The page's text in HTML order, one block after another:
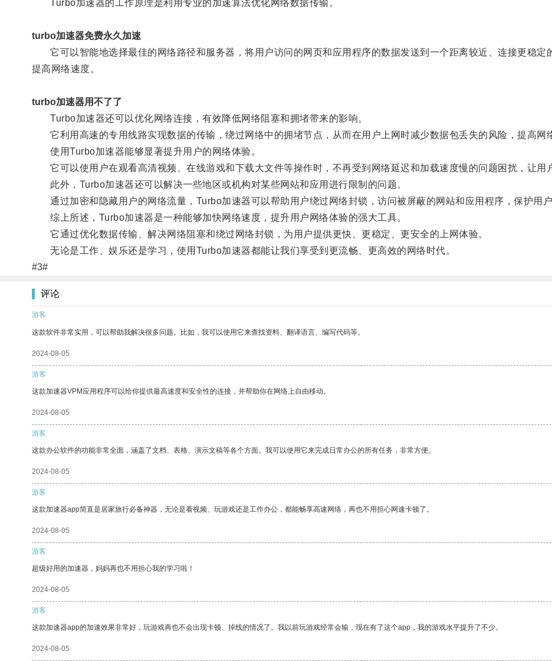
Turbo加速器的工作原理是利用专业的加速算法优化网络数据传输。
turbo加速器免费永久加速
它可以智能地选择最佳的网络路径和服务器，将用户访问的网页和应用程序的数据发送到一个距离较近、连接更稳定
提高网络速度。
turbo加速器用不了了
Turbo加速器还可以优化网络连接，有效降低网络阻塞和拥堵带来的影响。
它利用高速的专用线路实现数据的传输，绕过网络中的拥堵节点，从而在用户上网时减少数据包丢失的风险，提高网
使用Turbo加速器能够显著提升用户的网络体验。
它可以使用户在观看高清视频、在线游戏和下载大文件等操作时，不再受到网络延迟和加载速度慢的问题困扰，让用
此外，Turbo加速器还可以解决一些地区或机构对某些网站和应用进行限制的问题。
通过加密和隐藏用户的网络流量，Turbo加速器可以帮助用户绕过网络封锁，访问被屏蔽的网站和应用程序，保护用户
综上所述，Turbo加速器是一种能够加快网络速度，提升用户网络体验的强大工具。
它通过优化数据传输、解决网络阻塞和绕过网络封锁，为用户提供更快、更稳定、更安全的上网体验。
无论是工作、娱乐还是学习，使用Turbo加速器都能让我们享受到更流畅、更高效的网络时代。
#3#
评论
游客
这款软件非常实用，可以帮助我解决很多问题。比如，我可以使用它来查找资料、翻译语言、编写代码等。
2024-08-05
游客
这款加速器VPM应用程序可以给你提供最高速度和安全性的连接，并帮助你在网络上自由移动。
2024-08-05
游客
这款办公软件的功能非常全面，涵盖了文档、表格、演示文稿等各个方面。我可以使用它来完成日常办公的所有任务，非常方便。
2024-08-05
游客
这款加速器app简直是居家旅行必备神器，无论是看视频、玩游戏还是工作办公，都能畅享高速网络，再也不用担心网速卡顿了。
2024-08-05
游客
超级好用的加速器，妈妈再也不用担心我的学习啦！
2024-08-05
游客
这款加速器app的加速效果非常好，玩游戏再也不会出现卡顿、掉线的情况了。我以前玩游戏经常会输，现在有了这个app，我的游戏水平提升了不少。
2024-08-05